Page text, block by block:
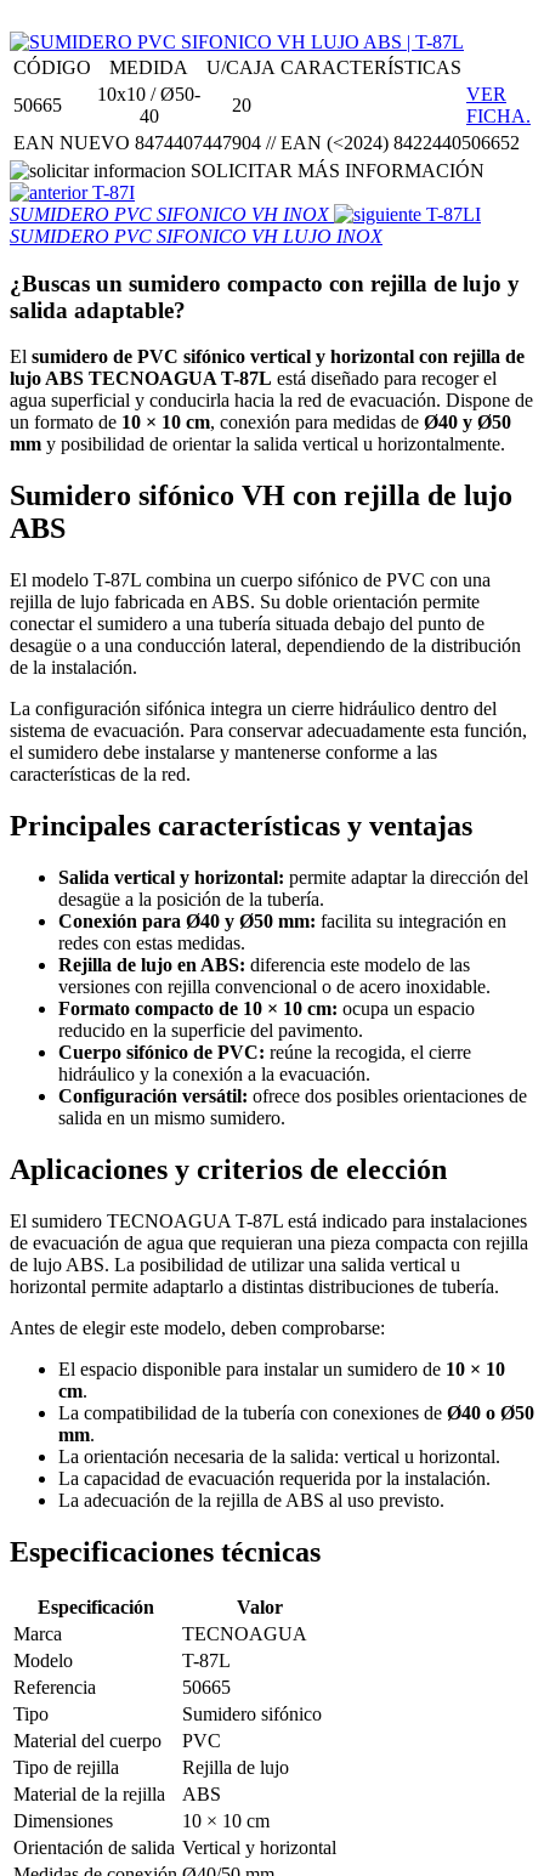
CÓDIGO MEDIDA U/CAJA CARACTERÍSTICAS
50665
10x10 / Ø50-
40
20
VER
FICHA.
EAN NUEVO 8474407447904 // EAN (<2024) 8422440506652
SOLICITAR MÁS INFORMACIÓN
T-87I
SUMIDERO PVC SIFONICO VH INOX
T-87LI
SUMIDERO PVC SIFONICO VH LUJO INOX
¿Buscas un sumidero compacto con rejilla de lujo y
salida adaptable?
El sumidero de PVC sifónico vertical y horizontal con rejilla de
lujo ABS TECNOAGUA T-87L está diseñado para recoger el
agua superficial y conducirla hacia la red de evacuación. Dispone de
un formato de 10 × 10 cm, conexión para medidas de Ø40 y Ø50
mm y posibilidad de orientar la salida vertical u horizontalmente.
Sumidero sifónico VH con rejilla de lujo
ABS
El modelo T-87L combina un cuerpo sifónico de PVC con una
rejilla de lujo fabricada en ABS. Su doble orientación permite
conectar el sumidero a una tubería situada debajo del punto de
desagüe o a una conducción lateral, dependiendo de la distribución
de la instalación.
La configuración sifónica integra un cierre hidráulico dentro del
sistema de evacuación. Para conservar adecuadamente esta función,
el sumidero debe instalarse y mantenerse conforme a las
características de la red.
Principales características y ventajas
Salida vertical y horizontal: permite adaptar la dirección del
desagüe a la posición de la tubería.
Conexión para Ø40 y Ø50 mm: facilita su integración en
redes con estas medidas.
Rejilla de lujo en ABS: diferencia este modelo de las
versiones con rejilla convencional o de acero inoxidable.
Formato compacto de 10 × 10 cm: ocupa un espacio
reducido en la superficie del pavimento.
Cuerpo sifónico de PVC: reúne la recogida, el cierre
hidráulico y la conexión a la evacuación.
Configuración versátil: ofrece dos posibles orientaciones de
salida en un mismo sumidero.
Aplicaciones y criterios de elección
El sumidero TECNOAGUA T-87L está indicado para instalaciones
de evacuación de agua que requieran una pieza compacta con rejilla
de lujo ABS. La posibilidad de utilizar una salida vertical u
horizontal permite adaptarlo a distintas distribuciones de tubería.
Antes de elegir este modelo, deben comprobarse:
El espacio disponible para instalar un sumidero de 10 × 10
cm.
La compatibilidad de la tubería con conexiones de Ø40 o Ø50
mm.
La orientación necesaria de la salida: vertical u horizontal.
La capacidad de evacuación requerida por la instalación.
La adecuación de la rejilla de ABS al uso previsto.
Especificaciones técnicas
Especificación
Valor
Marca
TECNOAGUA
Modelo
T-87L
Referencia
50665
Tipo
Sumidero sifónico
Material del cuerpo
PVC
Tipo de rejilla
Rejilla de lujo
Material de la rejilla
ABS
Dimensiones
10 × 10 cm
Orientación de salida Vertical y horizontal